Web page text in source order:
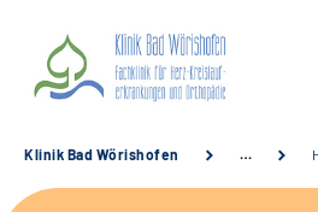
Unsere Klinik
Klinik Bad Wörishofen …